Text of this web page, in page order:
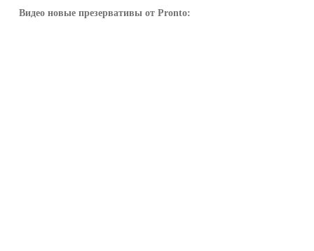
Видео новые презервативы от Pronto: